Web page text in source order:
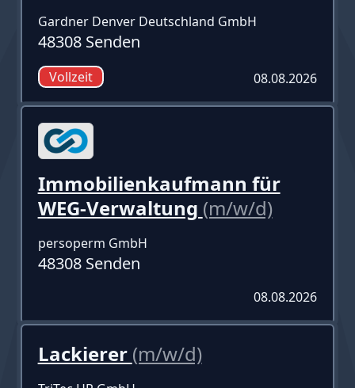
Gardner Denver Deutschland GmbH
48308 Senden
Vollzeit 08.08.2026
Immobilienkaufmann für
WEG-Verwaltung (m/w/d)
persoperm GmbH
48308 Senden
08.08.2026
Lackierer (m/w/d)